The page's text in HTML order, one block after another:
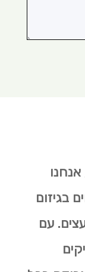
אנחנו
בגיזום
עם